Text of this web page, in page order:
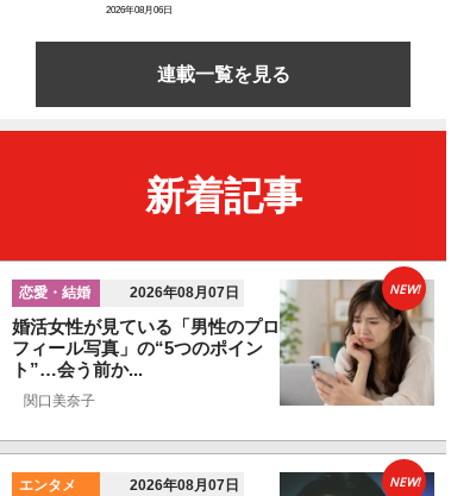
2026年08月06日
連載一覧を見る
新着記事
恋愛・結婚 2026年08月07日
婚活女性が見ている「男性のプロ
フィール写真」の“5つのポイン
ト”…会う前か...
関口美奈子
NEW!
エンタメ 2026年08月07日 NEW!